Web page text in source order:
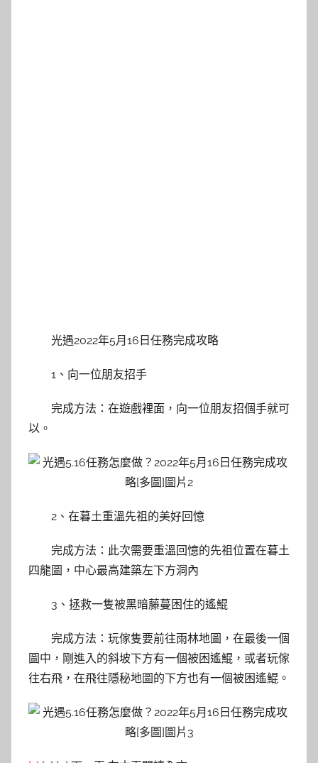
光遇2022年5月16日任務完成攻略
1、向一位朋友招手
完成方法：在遊戲裡面，向一位朋友招個手就可
以。
2、在暮土重溫先祖的美好回憶
完成方法：此次需要重溫回憶的先祖位置在暮土
四龍圖，中心最高建築左下方洞內
3、拯救一隻被黑暗藤蔓困住的遙鯤
完成方法：玩傢隻要前往雨林地圖，在最後一個
圖中，剛進入的斜坡下方有一個被困遙鯤，或者玩傢
往右飛，在飛往隱秘地圖的下方也有一個被困遙鯤。